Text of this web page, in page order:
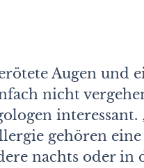
Augen und
nicht
gehören
nachts oder in